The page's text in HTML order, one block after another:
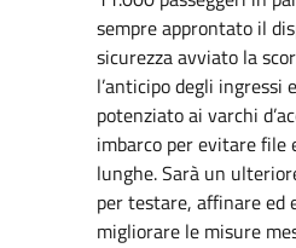
sempre approntato il
sicurezza avviato la
l’anticipo degli ingressi
potenziato ai varchi
imbarco per evitare file
lunghe. Sarà un
per testare, affinare ed
migliorare le misure